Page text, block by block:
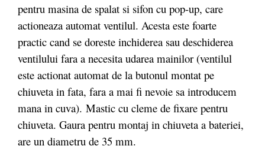
pentru masina de spalat si sifon cu pop-up, care
actioneaza automat ventilul. Acesta este foarte
practic cand se doreste inchiderea sau deschiderea
ventilului fara a necesita udarea mainilor (ventilul
este actionat automat de la butonul montat pe
chiuveta in fata, fara a mai fi nevoie sa introducem
mana in cuva). Mastic cu cleme de fixare pentru
chiuveta. Gaura pentru montaj in chiuveta a bateriei,
are un diametru de 35 mm.